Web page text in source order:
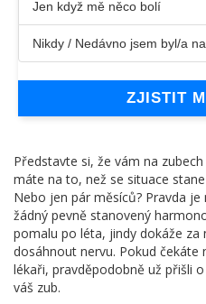
Jen když mě něco bolí
Nikdy / Nedávno jsem byl/a
ZJISTIT
Představte si, že vám na
máte na to, než se situace
Nebo jen pár měsíců? Pravda je
žádný pevně stanovený
pomalu po léta, jindy dokáže
dosáhnout nervu. Pokud čekáte
lékaři, pravděpodobně už přišli
váš zub.